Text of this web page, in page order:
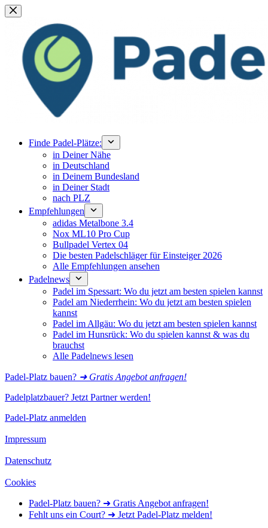
Zum
Inhalt
springen
Finde Padel-Plätze:
in Deiner Nähe
in Deutschland
in Deinem Bundesland
in Deiner Stadt
nach PLZ
Empfehlungen
adidas Metalbone 3.4
Nox ML10 Pro Cup
Bullpadel Vertex 04
Die besten Padelschläger für Einsteiger 2026
Alle Empfehlungen ansehen
Padelnews
Padel im Spessart: Wo du jetzt am besten spielen kannst
Padel am Niederrhein: Wo du jetzt am besten spielen
kannst
Padel im Allgäu: Wo du jetzt am besten spielen kannst
Padel im Hunsrück: Wo du spielen kannst & was du
brauchst
Alle Padelnews lesen
Padel-Platz bauen? ➜ Gratis Angebot anfragen!
Padelplatzbauer? Jetzt Partner werden!
Padel-Platz anmelden
Impressum
Datenschutz
Cookies
Padel-Platz bauen? ➜ Gratis Angebot anfragen!
Fehlt uns ein Court? ➜ Jetzt Padel-Platz melden!